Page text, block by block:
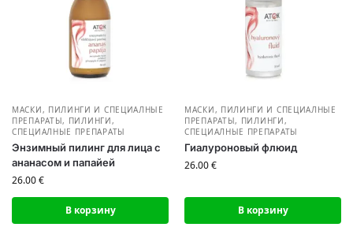
МАСКИ, ПИЛИНГИ И СПЕЦИАЛНЫЕ
ПРЕПАРАТЫ, ПИЛИНГИ,
СПЕЦИАЛНЫЕ ПРЕПАРАТЫ
Энзимный пилинг для лица с
ананасом и папайей
26.00€
В корзину
МАСКИ, ПИЛИНГИ И СПЕЦИАЛНЫЕ
ПРЕПАРАТЫ, ПИЛИНГИ,
СПЕЦИАЛНЫЕ ПРЕПАРАТЫ
Гиалуроновый флюид
26.00€
В корзину